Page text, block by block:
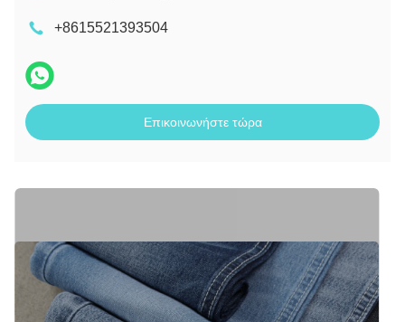
+8615521393504
Επικοινωνήστε τώρα